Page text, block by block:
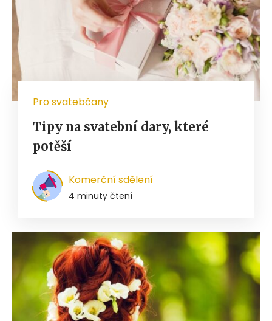
Pro svatebčany
Tipy na svatební dary, které
potěší
Komerční sdělení
4 minuty čtení